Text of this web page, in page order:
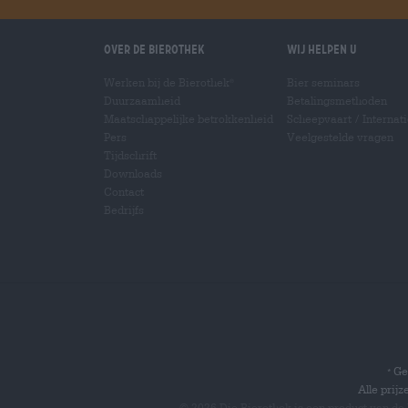
Over de Bierothek Wij helpen u
*
Alle